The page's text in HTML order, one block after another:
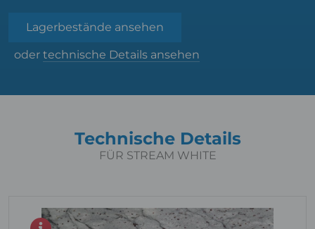
Lagerbestände ansehen
oder technische Details ansehen
Technische Details
FÜR STREAM WHITE